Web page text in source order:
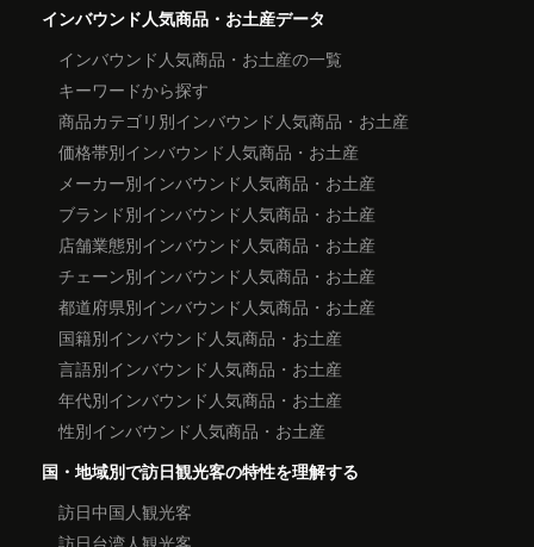
インバウンド人気商品・お土産データ
インバウンド人気商品・お土産の一覧
キーワードから探す
商品カテゴリ別インバウンド人気商品・お土産
価格帯別インバウンド人気商品・お土産
メーカー別インバウンド人気商品・お土産
ブランド別インバウンド人気商品・お土産
店舗業態別インバウンド人気商品・お土産
チェーン別インバウンド人気商品・お土産
都道府県別インバウンド人気商品・お土産
国籍別インバウンド人気商品・お土産
言語別インバウンド人気商品・お土産
年代別インバウンド人気商品・お土産
性別インバウンド人気商品・お土産
国・地域別で訪日観光客の特性を理解する
訪日中国人観光客